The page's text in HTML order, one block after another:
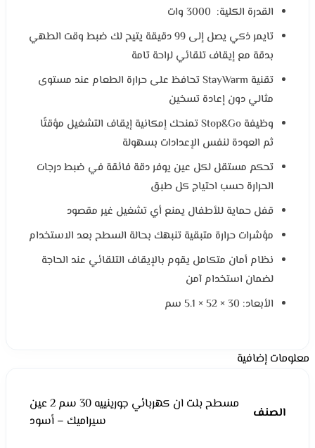
القدرة الكلية: 3000 وات
تايمر ذكي يصل إلى 99 دقيقة يتيح لك ضبط وقت الطهي
بدقة مع إيقاف تلقائي لراحة تامة
تقنية StayWarm تحافظ على حرارة الطعام عند مستوى
مثالي دون إعادة تسخين
وظيفة Stop&Go تمنحك إمكانية إيقاف التشغيل مؤقتًا
ثم العودة لنفس الإعدادات بسهولة
تحكم مستقل لكل عين يوفر دقة فائقة في ضبط درجات
الحرارة حسب احتياج كل طبق
قفل حماية للأطفال يمنع أي تشغيل غير مقصود
مؤشرات حرارة متبقية تنبهك بحالة السطح بعد الاستخدام
نظام أمان متكامل يقوم بالإيقاف التلقائي عند الحاجة
لضمان استخدام آمن
الأبعاد: 30 × 52 × 5.1 سم
معلومات إضافية
الصنف
مسطح بلت ان كهربائي جورينييه 30 سم 2 عين
سيراميك – أسود